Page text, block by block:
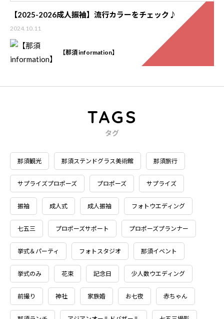
【2025-2026成人振袖】流行カラーをチェック♪
2024.10.11
【那須 information】
TAGS
タグ
那須観光 那須ステンドグラス美術館 那須旅行
サプライズプロポーズ プロポーズ サプライズ
振袖 成人式 成人振袖 フォトウエディング
七五三 プロポーズサポート プロポーズプランナー
挙式＆パーティ フォトスタジオ 那須イベント
挙式のみ 花束 記念日 少人数ウエディング
前撮り 神社 家族婚 お七夜 赤ちゃん